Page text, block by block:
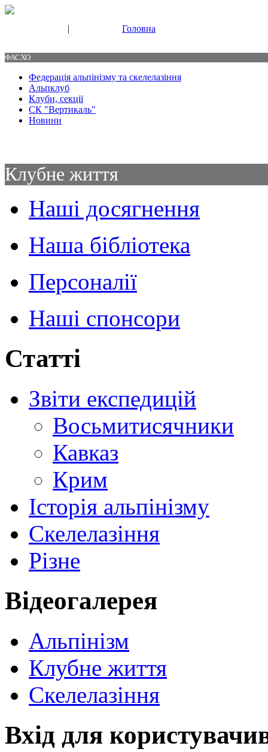
| Головна
ФАСХО
Федерація альпінізму та скелелазіння
Альпклуб
Клуби, секції
СК "Вертикаль"
Новини
Клубне життя
Наші досягнення
Наша бібліотека
Персоналії
Наші спонсори
Статті
Звіти експедицій
Восьмитисячники
Кавказ
Крим
Історія альпінізму
Скелелазіння
Різне
Відеогалерея
Альпінізм
Клубне життя
Скелелазіння
Вхід для